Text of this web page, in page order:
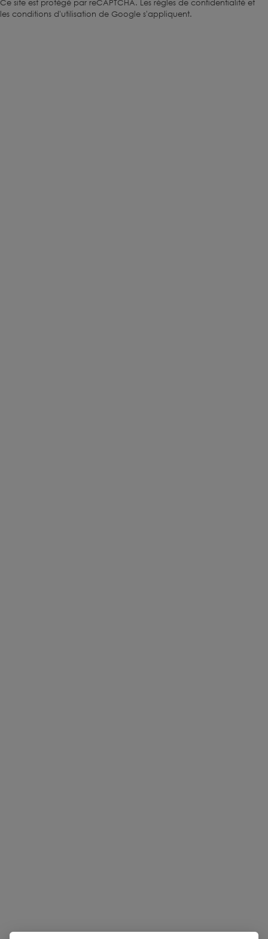
Ce site est protégé par reCAPTCHA. Les règles de confidentialité et
les conditions d'utilisation de Google s'appliquent.